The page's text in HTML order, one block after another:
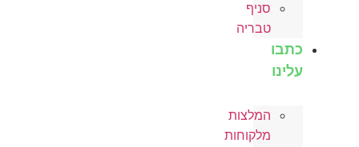
סניף
טבריה
כתבו
עלינו
המלצות
מלקוחות